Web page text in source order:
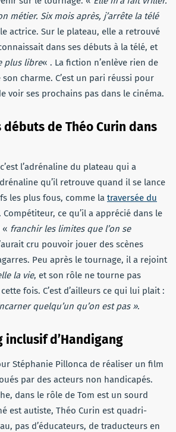
métier. Six mois après, j’arrête la télé
actrice. Sur le plateau, elle a retrouvé
dans ses débuts à la télé, et
plus libre« . La fiction n’enlève rien de
charme. C’est un pari réussi pour
voir ses prochains pas dans le cinéma.
débuts de Théo Curin dans
l’adrénaline du plateau qui a
qu’il retrouve quand il se lance
les plus fous, comme la traversée du
Compétiteur, ce qu’il a apprécié dans le
« franchir les limites que l’on se
cru pouvoir jouer des scènes
Peu après le tournage, il a rejoint
la vie, et son rôle ne tourne pas
fois. C’est d’ailleurs ce qui lui plait :
quelqu’un qu’on est pas ».
inclusif d’Handigang
Stéphanie Pillonca de réaliser un film
par des acteurs non handicapés.
dans le rôle de Tom est un sourd
est autiste, Théo Curin est quadri-
pas d’éducateurs, de traducteurs en